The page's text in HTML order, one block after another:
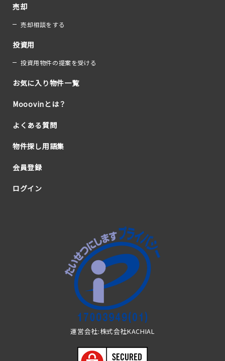
売却
売却相談をする
投資用
投資用物件の提案を受ける
お気に入り物件一覧
Mooovinとは？
よくある質問
物件探し用語集
会員登録
ログイン
運営会社:株式会社KACHIAL